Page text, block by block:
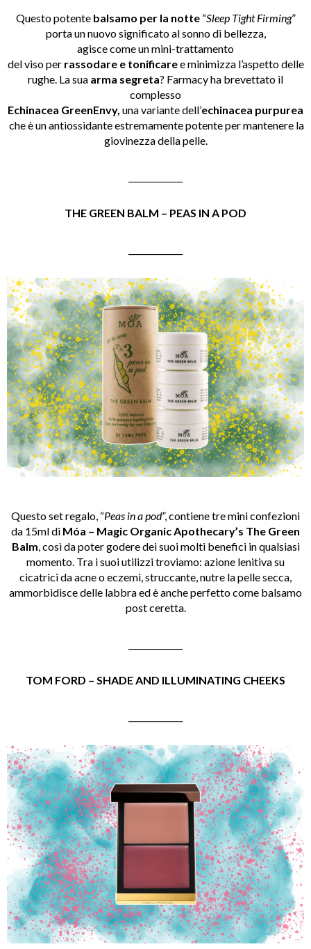
Questo potente balsamo per la notte“Sleep Tight Firming”
porta un nuovo significato al sonno di bellezza,
agisce come un mini-trattamento
del viso per rassodare e tonificaree minimizza l’aspetto delle
rughe. La sua arma segreta? Farmacy ha brevettato il
complesso
Echinacea GreenEnvy, una variante dell’echinacea purpurea
che è un antiossidante estremamente potente per mantenere la
giovinezza della pelle.
THE GREEN BALM – PEAS IN A POD
Questo set regalo, “Peas in a pod”, contiene tre mini confezioni
da 15ml di Móa – Magic Organic Apothecary’s The Green
Balm, così da poter godere dei suoi molti benefici in qualsiasi
momento. Tra i suoi utilizzi troviamo: azione lenitiva su
cicatrici da acne o eczemi, struccante, nutre la pelle secca,
ammorbidisce delle labbra ed è anche perfetto come balsamo
post ceretta.
TOM FORD – SHADE AND ILLUMINATING CHEEKS